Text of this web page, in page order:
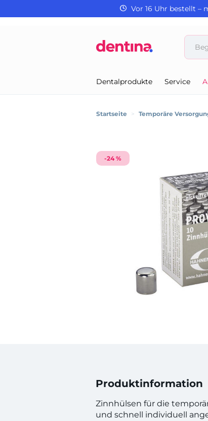
Vor 16 Uhr bestellt –
Dentalprodukte Service
Startseite > Temporäre
-24 %
Produktinformation
Zinnhülsen für die
und schnell individuell